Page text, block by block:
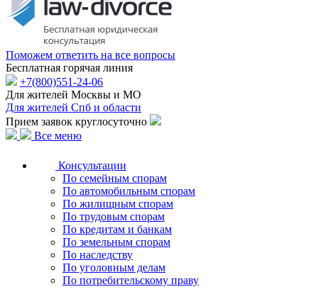
Поможем ответить на все вопросы
Бесплатная горячая линия
+7(800)551-24-06
Для жителей Москвы и МО
Для жителей Спб и области
Прием заявок круглосуточно
Все меню
Консультации
По семейным спорам
По автомобильным спорам
По жилищным спорам
По трудовым спорам
По кредитам и банкам
По земельным спорам
По наследству
По уголовным делам
По потребительскому праву